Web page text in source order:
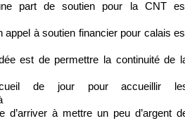
part de soutien pour la CNT
appel à soutien financier pour calais
est de permettre la continuité de
de jour pour accueillir
d’arriver à mettre un peu d’argent